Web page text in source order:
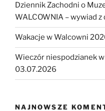
Dziennik Zachodni o
WALCOWNIA – wywiad
Wakacje w Walcowni
Wieczór niespodzianek
03.07.2026
NAJNOWSZE